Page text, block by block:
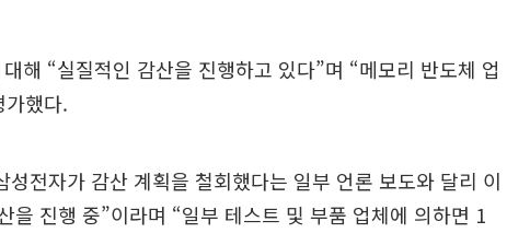
해 “실질적인 감산을 진행하고 있다”며 “메모리 반도체 업
했다.
전자가 감산 계획을 철회했다는 일부 언론 보도와 달리 이
을 진행 중”이라며 “일부 테스트 및 부품 업체에 의하면 1